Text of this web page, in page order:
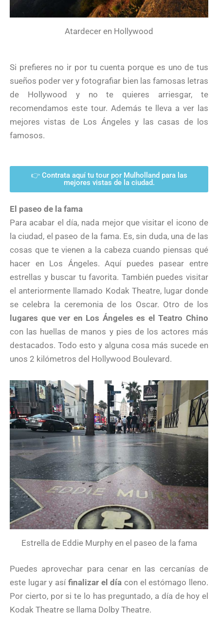
Atardecer en Hollywood
Si prefieres no ir por tu cuenta porque es uno de tus
sueños poder ver y fotografiar bien las famosas letras
de Hollywood y no te quieres arriesgar, te
recomendamos este tour. Además te lleva a ver las
mejores vistas de Los Ángeles y las casas de los
famosos.
👉 Contrata aquí tu tour por Mulholland para las
mejores vistas de la ciudad.
El paseo de la fama
Para acabar el día, nada mejor que visitar el icono de
la ciudad, el paseo de la fama. Es, sin duda, una de las
cosas que te vienen a la cabeza cuando piensas qué
hacer en Los Ángeles. Aquí puedes pasear entre
estrellas y buscar tu favorita. También puedes visitar
el anteriormente llamado Kodak Theatre, lugar donde
se celebra la ceremonia de los Oscar. Otro de los
lugares que ver en Los Ángeles es el Teatro Chino
con las huellas de manos y pies de los actores más
destacados. Todo esto y alguna cosa más sucede en
unos 2 kilómetros del Hollywood Boulevard.
Estrella de Eddie Murphy en el paseo de la fama
Puedes aprovechar para cenar en las cercanías de
este lugar y así finalizar el día con el estómago lleno.
Por cierto, por si te lo has preguntado, a día de hoy el
Kodak Theatre se llama Dolby Theatre.